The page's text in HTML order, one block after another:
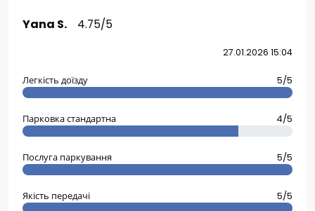
Yana S. 4.75/5
27.01.2026 15:04
Легкість доїзду 5/5
Парковка стандартна 4/5
Послуга паркування 5/5
Якість передачі 5/5